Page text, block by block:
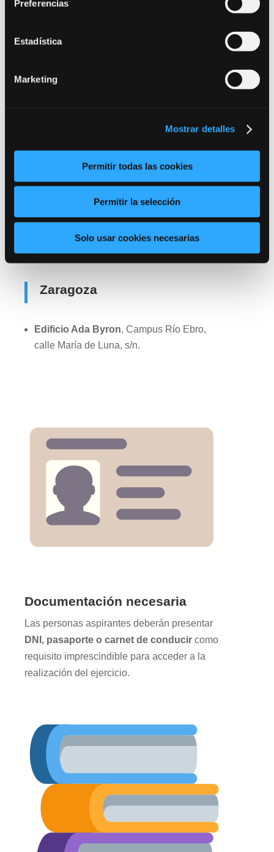
Preferencias
Estadística
Marketing
Mostrar detalles
Permitir todas las cookies
Permitir la selección
Solo usar cookies necesarias
Escuela Politécnica Superior
Escuela Universitaria Politécnica, calle
Atarazana, 2.
Facultad de Ciencias Sociales y
, calle Ciudad Escolar, 4.
Edificio de Bellas Artes, calle Ciudad
Zaragoza
Edificio Ada Byron, Campus Río Ebro,
calle María de Luna, s/n.
Documentación necesaria
Las personas aspirantes deberán presentar
DNI, pasaporte o carnet de conducircomo
requisito imprescindible para acceder a la
realización del ejercicio.